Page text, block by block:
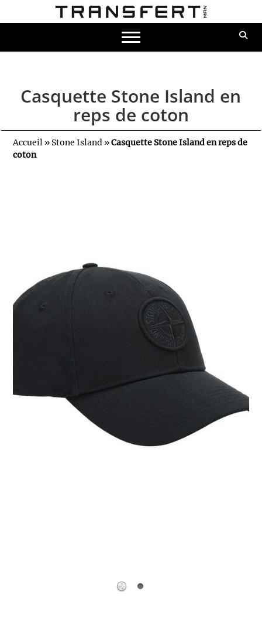
Casquette Stone Island en
reps de coton
Accueil » Stone Island »Casquette Stone Island en reps de
coton